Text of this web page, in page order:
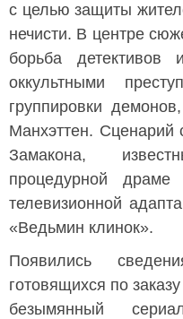
с целью защиты
нечисти. В центре
борьба
оккультными
группировки
Манхэттен. Сценарий
Замакона,
процедурной
телевизионной
«Ведьмин клинок».
Появились
готовящихся по
безымянный